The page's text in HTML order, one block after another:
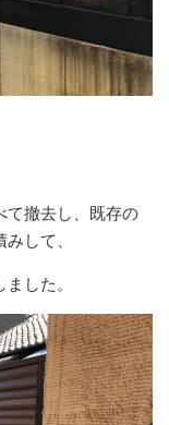
て撤去し、既存の
して、
した。